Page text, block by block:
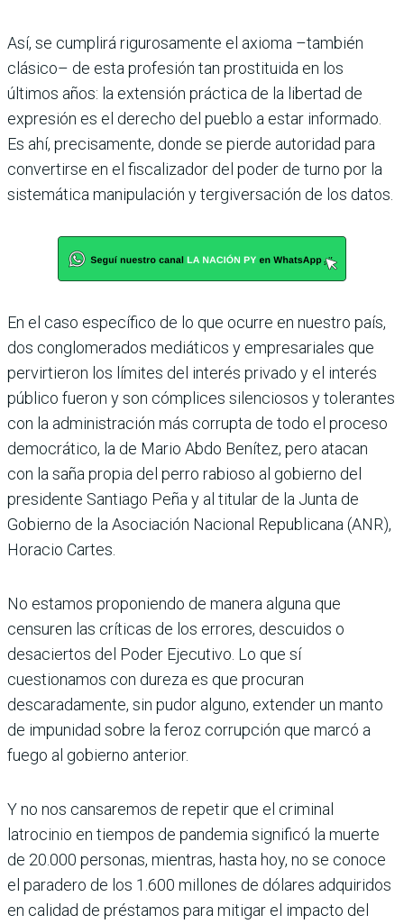
Así, se cumplirá rigurosamente el axioma –también
clásico– de esta profesión tan prostituida en los
últimos años: la extensión práctica de la libertad de
expresión es el derecho del pueblo a estar informado.
Es ahí, precisamente, donde se pierde autoridad para
convertirse en el fiscalizador del poder de turno por la
sistemática manipulación y tergiversación de los datos.
En el caso específico de lo que ocurre en nuestro país,
dos conglomerados mediáticos y empresariales que
pervirtieron los límites del interés privado y el interés
público fueron y son cómplices silenciosos y tolerantes
con la administración más corrupta de todo el proceso
democrático, la de Mario Abdo Benítez, pero atacan
con la saña propia del perro rabioso al gobierno del
presidente Santiago Peña y al titular de la Junta de
Gobierno de la Asociación Nacional Republicana (ANR),
Horacio Cartes.
No estamos proponiendo de manera alguna que
censuren las críticas de los errores, descuidos o
desaciertos del Poder Ejecutivo. Lo que sí
cuestionamos con dureza es que procuran
descaradamente, sin pudor alguno, extender un manto
de impunidad sobre la feroz corrupción que marcó a
fuego al gobierno anterior.
Y no nos cansaremos de repetir que el criminal
latrocinio en tiempos de pandemia significó la muerte
de 20.000 personas, mientras, hasta hoy, no se conoce
el paradero de los 1.600 millones de dólares adquiridos
en calidad de préstamos para mitigar el impacto del